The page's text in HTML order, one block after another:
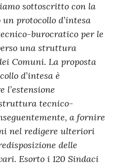
sottoscritto con la
protocollo d’intesa
burocratico per le
una struttura
Comuni. La proposta
d’intesa è
l’estensione
tecnico-
a fornire
nel redigere ulteriori
delle
Esorto i 120 Sindaci